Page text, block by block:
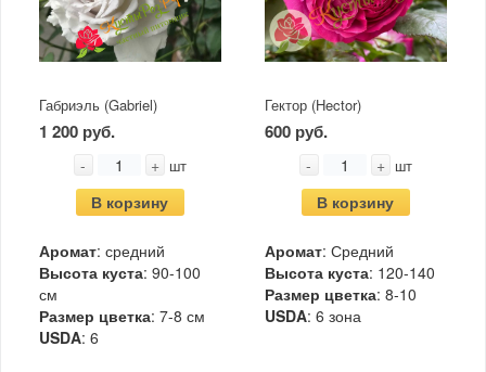
Габриэль (Gabriel)
1 200 руб.
- + шт
В корзину
Аромат: средний
Высота куста: 90-100
см
Размер цветка: 7-8 см
USDA: 6
Гектор (Hector)
600 руб.
- + шт
В корзину
Аромат: Средний
Высота куста: 120-140
Размер цветка: 8-10
USDA: 6 зона